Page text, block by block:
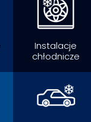
Instalacje
chłodnicze